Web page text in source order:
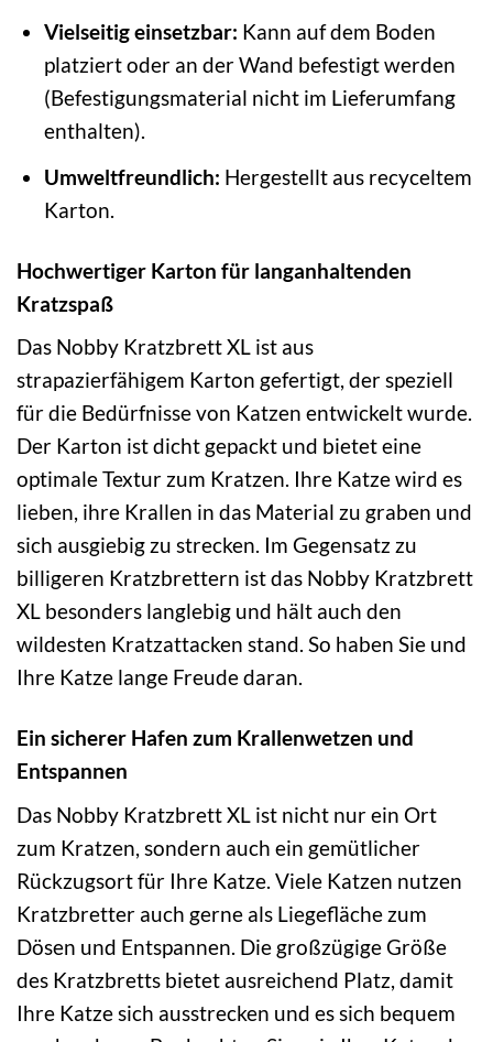
Vielseitig einsetzbar: Kann auf dem Boden
platziert oder an der Wand befestigt werden
(Befestigungsmaterial nicht im Lieferumfang
enthalten).
Umweltfreundlich: Hergestellt aus recyceltem
Karton.
Hochwertiger Karton für langanhaltenden
Kratzspaß
Das Nobby Kratzbrett XL ist aus
strapazierfähigem Karton gefertigt, der speziell
für die Bedürfnisse von Katzen entwickelt wurde.
Der Karton ist dicht gepackt und bietet eine
optimale Textur zum Kratzen. Ihre Katze wird es
lieben, ihre Krallen in das Material zu graben und
sich ausgiebig zu strecken. Im Gegensatz zu
billigeren Kratzbrettern ist das Nobby Kratzbrett
XL besonders langlebig und hält auch den
wildesten Kratzattacken stand. So haben Sie und
Ihre Katze lange Freude daran.
Ein sicherer Hafen zum Krallenwetzen und
Entspannen
Das Nobby Kratzbrett XL ist nicht nur ein Ort
zum Kratzen, sondern auch ein gemütlicher
Rückzugsort für Ihre Katze. Viele Katzen nutzen
Kratzbretter auch gerne als Liegefläche zum
Dösen und Entspannen. Die großzügige Größe
des Kratzbretts bietet ausreichend Platz, damit
Ihre Katze sich ausstrecken und es sich bequem